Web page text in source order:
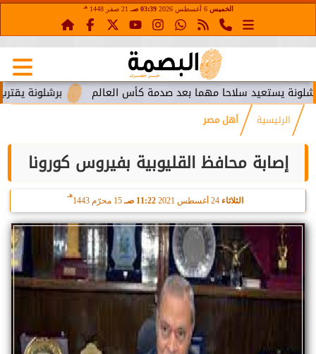
الخميس 6 أغسطس 2026 03:39 صـ 21 صفر 1448 هـ
برشلونة يقترب من سلاحا مهما بعد صدمة كأس العالم
الرئيسية أهل مصر
إصابة محافظ القليوبية بفيروس كورونا
الثلاثاء 11:22 صـ 15 محرّم 1443
هـ